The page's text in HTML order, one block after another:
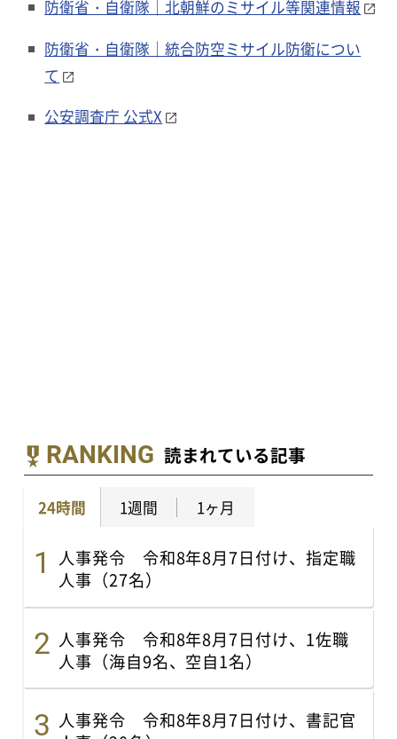
防衛省・自衛隊｜北朝鮮のミサイル等関連情報
防衛省・自衛隊｜統合防空ミサイル防衛につい
て
公安調査庁 公式X
RANKING 読まれている記事
24時間 1週間 1ヶ月
人事発令 令和8年8月7日付け、指定職
人事（27名）
人事発令 令和8年8月7日付け、1佐職
人事（海自9名、空自1名）
人事発令 令和8年8月7日付け、書記官